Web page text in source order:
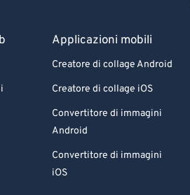
Applicazioni mobili
Creatore di collage Android
Creatore di collage iOS
Convertitore di immagini
Android
Convertitore di immagini
iOS